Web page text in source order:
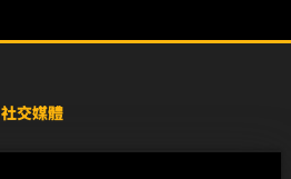
社交媒體